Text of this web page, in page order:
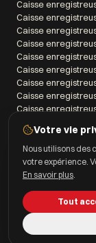
Votre vie
Nous utilisons des
votre expérience.
En savoir plus.
Tout
Caisse
Caisse
Caisse
Caisse
Caisse
Caisse
Caisse
Caisse
Caisse
© 1997–2026
Mentions légales